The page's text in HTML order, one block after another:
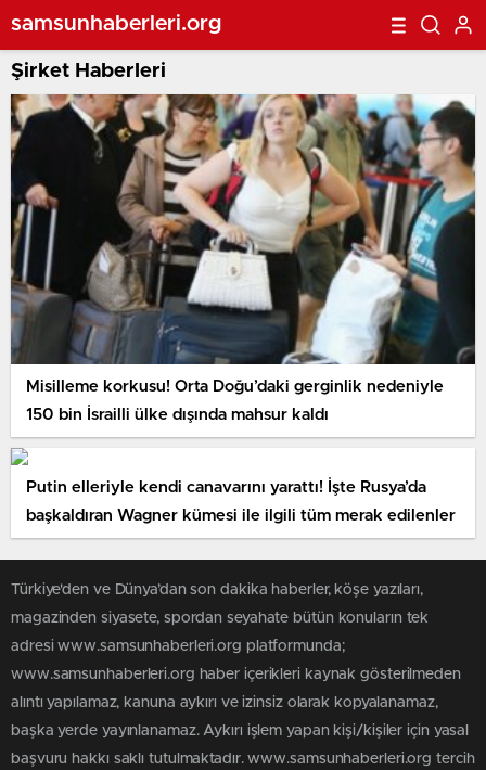
samsunhaberleri.org
Şirket Haberleri
Misilleme korkusu! Orta Doğu’daki gerginlik nedeniyle
150 bin İsrailli ülke dışında mahsur kaldı
Putin elleriyle kendi canavarını yarattı! İşte Rusya’da
başkaldıran Wagner kümesi ile ilgili tüm merak edilenler
Türkiye'den ve Dünya’dan son dakika haberler, köşe yazıları,
magazinden siyasete, spordan seyahate bütün konuların tek
adresi www.samsunhaberleri.org platformunda;
www.samsunhaberleri.org haber içerikleri kaynak gösterilmeden
alıntı yapılamaz, kanuna aykırı ve izinsiz olarak kopyalanamaz,
başka yerde yayınlanamaz. Aykırı işlem yapan kişi/kişiler için yasal
başvuru hakkı saklı tutulmaktadır. www.samsunhaberleri.org tercih